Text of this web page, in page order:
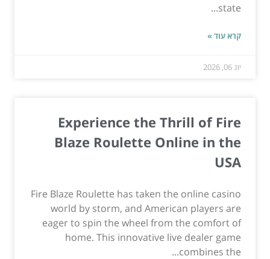
state...
קרא עוד »
יונ 06, 2026
Experience the Thrill of Fire
Blaze Roulette Online in the
USA
Fire Blaze Roulette has taken the online casino
world by storm, and American players are
eager to spin the wheel from the comfort of
home. This innovative live dealer game
combines the...